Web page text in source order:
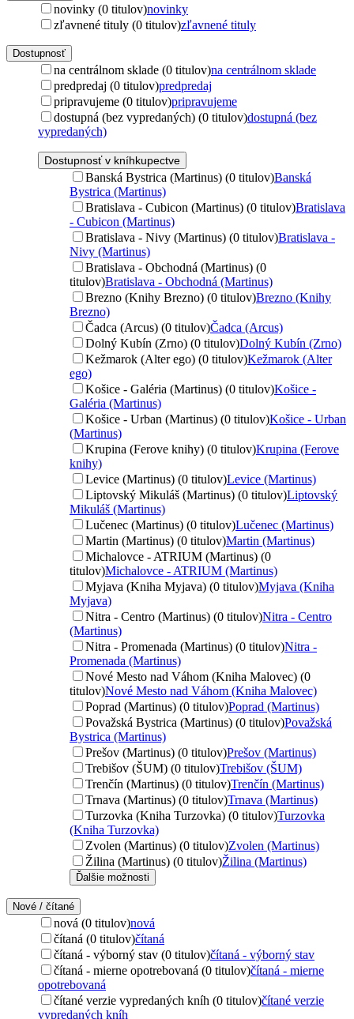
novinky (0 titulov)novinky
zľavnené tituly (0 titulov)zľavnené tituly
Dostupnosť
na centrálnom sklade (0 titulov)na centrálnom sklade
predpredaj (0 titulov)predpredaj
pripravujeme (0 titulov)pripravujeme
dostupná (bez vypredaných) (0 titulov)dostupná (bez
vypredaných)
Dostupnosť v kníhkupectve
Banská Bystrica (Martinus) (0 titulov)Banská
Bystrica (Martinus)
Bratislava - Cubicon (Martinus) (0 titulov)Bratislava
- Cubicon (Martinus)
Bratislava - Nivy (Martinus) (0 titulov)Bratislava -
Nivy (Martinus)
Bratislava - Obchodná (Martinus) (0
titulov)Bratislava - Obchodná (Martinus)
Brezno (Knihy Brezno) (0 titulov)Brezno (Knihy
Brezno)
Čadca (Arcus) (0 titulov)Čadca (Arcus)
Dolný Kubín (Zrno) (0 titulov)Dolný Kubín (Zrno)
Kežmarok (Alter ego) (0 titulov)Kežmarok (Alter
ego)
Košice - Galéria (Martinus) (0 titulov)Košice -
Galéria (Martinus)
Košice - Urban (Martinus) (0 titulov)Košice - Urban
(Martinus)
Krupina (Ferove knihy) (0 titulov)Krupina (Ferove
knihy)
Levice (Martinus) (0 titulov)Levice (Martinus)
Liptovský Mikuláš (Martinus) (0 titulov)Liptovský
Mikuláš (Martinus)
Lučenec (Martinus) (0 titulov)Lučenec (Martinus)
Martin (Martinus) (0 titulov)Martin (Martinus)
Michalovce - ATRIUM (Martinus) (0
titulov)Michalovce - ATRIUM (Martinus)
Myjava (Kniha Myjava) (0 titulov)Myjava (Kniha
Myjava)
Nitra - Centro (Martinus) (0 titulov)Nitra - Centro
(Martinus)
Nitra - Promenada (Martinus) (0 titulov)Nitra -
Promenada (Martinus)
Nové Mesto nad Váhom (Kniha Malovec) (0
titulov)Nové Mesto nad Váhom (Kniha Malovec)
Poprad (Martinus) (0 titulov)Poprad (Martinus)
Považská Bystrica (Martinus) (0 titulov)Považská
Bystrica (Martinus)
Prešov (Martinus) (0 titulov)Prešov (Martinus)
Trebišov (ŠUM) (0 titulov)Trebišov (ŠUM)
Trenčín (Martinus) (0 titulov)Trenčín (Martinus)
Trnava (Martinus) (0 titulov)Trnava (Martinus)
Turzovka (Kniha Turzovka) (0 titulov)Turzovka
(Kniha Turzovka)
Zvolen (Martinus) (0 titulov)Zvolen (Martinus)
Žilina (Martinus) (0 titulov)Žilina (Martinus)
Ďalšie možnosti
Nové / čítané
nová (0 titulov)nová
čítaná (0 titulov)čítaná
čítaná - výborný stav (0 titulov)čítaná - výborný stav
čítaná - mierne opotrebovaná (0 titulov)čítaná - mierne
opotrebovaná
čítané verzie vypredaných kníh (0 titulov)čítané verzie
vypredaných kníh